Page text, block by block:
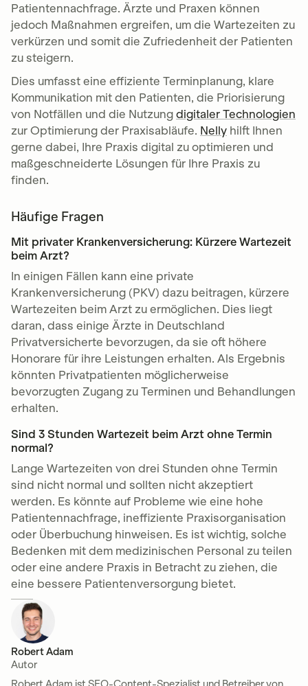
Patientennachfrage. Ärzte und Praxen können
jedoch Maßnahmen ergreifen, um die Wartezeiten zu
verkürzen und somit die Zufriedenheit der Patienten
zu steigern.
Dies umfasst eine effiziente Terminplanung, klare
Kommunikation mit den Patienten, die Priorisierung
von Notfällen und die Nutzung digitaler Technologien
zur Optimierung der Praxisabläufe. Nelly hilft Ihnen
gerne dabei, Ihre Praxis digital zu optimieren und
maßgeschneiderte Lösungen für Ihre Praxis zu
finden.
Häufige Fragen
Mit privater Krankenversicherung: Kürzere Wartezeit
beim Arzt?
In einigen Fällen kann eine private
Krankenversicherung (PKV) dazu beitragen, kürzere
Wartezeiten beim Arzt zu ermöglichen. Dies liegt
daran, dass einige Ärzte in Deutschland
Privatversicherte bevorzugen, da sie oft höhere
Honorare für ihre Leistungen erhalten. Als Ergebnis
könnten Privatpatienten möglicherweise
bevorzugten Zugang zu Terminen und Behandlungen
erhalten.
Sind 3 Stunden Wartezeit beim Arzt ohne Termin
normal?
Lange Wartezeiten von drei Stunden ohne Termin
sind nicht normal und sollten nicht akzeptiert
werden. Es könnte auf Probleme wie eine hohe
Patientennachfrage, ineffiziente Praxisorganisation
oder Überbuchung hinweisen. Es ist wichtig, solche
Bedenken mit dem medizinischen Personal zu teilen
oder eine andere Praxis in Betracht zu ziehen, die
eine bessere Patientenversorgung bietet.
Robert Adam
Autor